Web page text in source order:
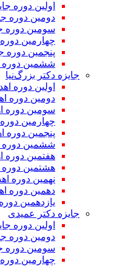
اولین دوره
دومین دوره
سومین دوره
چهارمین دوره
پنجمین دوره
ششمین دوره
جایزه دکتر بزرگ‌نیا
اولین دوره
دومین دوره
سومین دوره
چهارمین دوره
پنجمین دوره
ششمین دوره
هفتمین دوره
هشتمین دوره
نهمین دوره
دهمین دوره
یازدهمین دوره
جایزه دکتر عمیدی
اولین دوره
دومین دوره
سومین دوره
چهارمین دوره